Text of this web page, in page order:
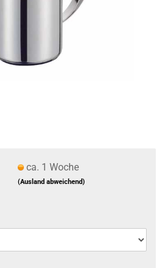
ca. 1 Woche
(Ausland abweichend)